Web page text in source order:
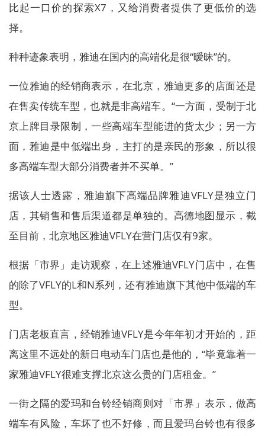
比起一口价的探索X7，又给消费者提供了更低价的选
择。
种种迹象表明，雅迪在国内的高端化是很“暧昧”的。
一位雅迪的经销商表示，在北京，雅迪更多的店面还是
在售卖传统车型，也就是非高端车。“一方面，受制于北
京上牌目录限制，一些高端车型能进的货太少；另一方
面，雅迪是中低端出身，主打的是亲民的形象，所以很
多高端车型大部分消费者并不买单。”
据该人士透露，雅迪旗下高端品牌雅迪VFLY是独立门
店，其销售和售后渠道都是单独的。高德地图显示，截
至目前，北京地区雅迪VFLY在营门店仅有9家。
根据「市界」走访观察，在上述雅迪VFLY门店中，在售
的除了VFLY的L和N系列，还有雅迪旗下其他中低端的车
型。
门店老板直言，经销雅迪VFLY是今年年初才开始的，距
离这里不远处的新日电动车门店也是他的，“毕竟靠着一
家雅迪VFLY很难支撑北京这么贵的门店租金。”
一街之隔的爱玛和台铃经销商则对「市界」表示，做高
端车有风险，车坏了也不好修，而且爱玛台铃也有很多